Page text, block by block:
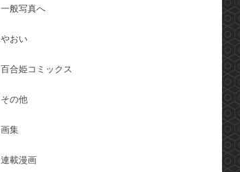
一般写真へ
やおい
百合姫コミックス
その他
画集
連載漫画